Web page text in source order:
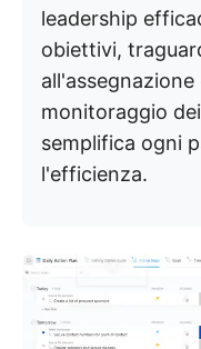
leadership
obiettivi,
monitoraggio
semplifica ogni
l'efficienza.